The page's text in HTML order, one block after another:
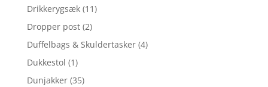
Drikkerygsæk (11)
Dropper post (2)
Duffelbags & Skuldertasker (4)
Dukkestol (1)
Dunjakker (35)